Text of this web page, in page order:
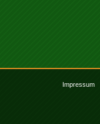
Impressum